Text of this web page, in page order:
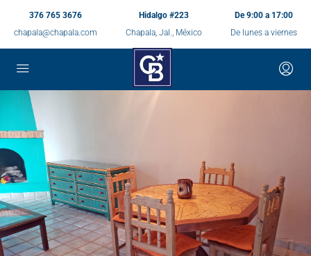
376 765 3676
chapala@chapala.com
Hidalgo #223
Chapala, Jal., México
De 9:00 a 17:00
De lunes a viernes